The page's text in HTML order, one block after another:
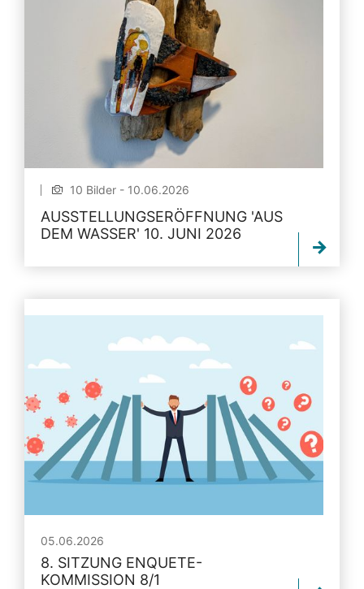
10 Bilder - 10.06.2026
AUSSTELLUNGSERÖFFNUNG 'AUS
DEM WASSER' 10. JUNI 2026
05.06.2026
8. SITZUNG ENQUETE-
KOMMISSION 8/1